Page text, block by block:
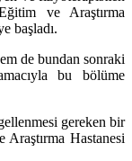
ve Araştırma
başladı.
de bundan sonraki
bu bölüme
gereken bir
Hastanesi